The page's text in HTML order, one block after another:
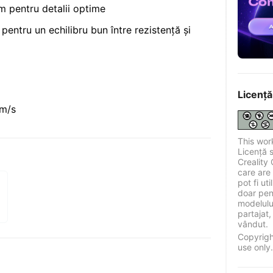
pentru detalii optime
un echilibru bun între rezistență și
s
This
Licență
Creality
care are
pot fi
doar
vândut.
use only.